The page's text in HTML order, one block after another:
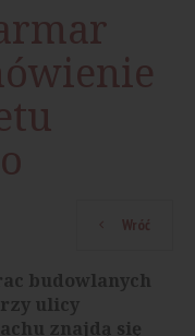
Wróć
budowlanych
ulicy
znajdą się